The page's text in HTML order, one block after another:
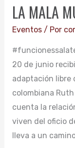
LA MALA
Eventos/ Por
20 de junio
adaptación libre
colombiana Ruth
cuenta la
viven del oficio
lleva a un
MUERTA:
BARDO